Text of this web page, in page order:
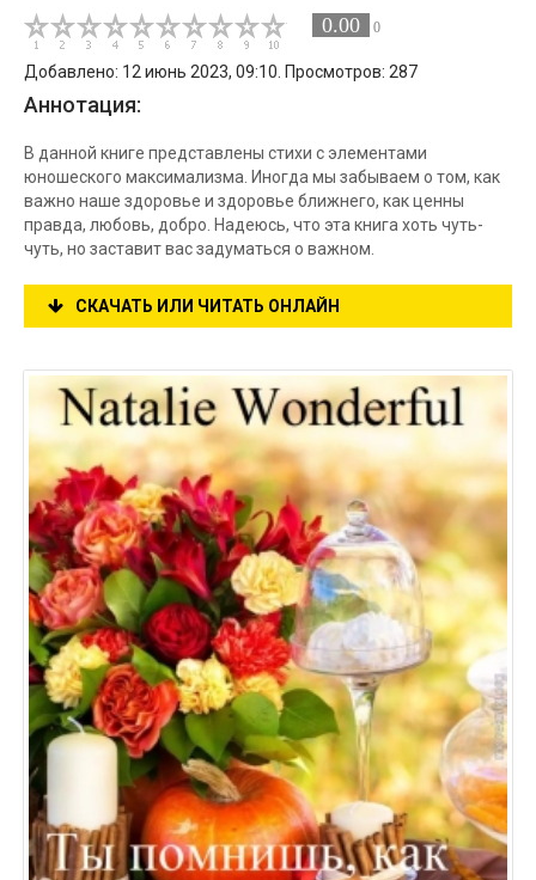
0.00 0
Добавлено: 12 июнь 2023, 09:10. Просмотров: 287
Аннотация:
В данной книге представлены стихи с элементами
юношеского максимализма. Иногда мы забываем о том, как
важно наше здоровье и здоровье ближнего, как ценны
правда, любовь, добро. Надеюсь, что эта книга хоть чуть-
чуть, но заставит вас задуматься о важном.
СКАЧАТЬ ИЛИ ЧИТАТЬ ОНЛАЙН